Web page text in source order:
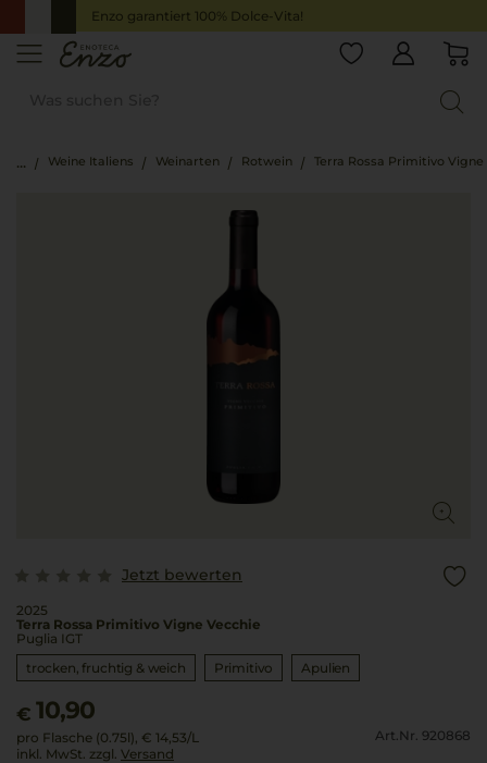
Enzo garantiert 100% Dolce-Vita!
Weine Italiens Weinarten Rotwein Terra Rossa Primitivo Vigne
Jetzt bewerten
2025
Terra Rossa Primitivo Vigne Vecchie
Puglia IGT
trocken, fruchtig & weich
Primitivo Apulien
€ 10,90
pro Flasche (0.75l), € 14,53/L
inkl. MwSt. zzgl. Versand
Art.Nr. 920868